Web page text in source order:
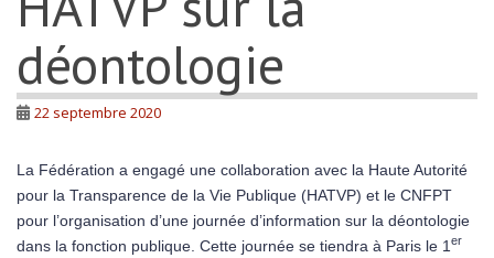
déontologie
22 septembre 2020
La Fédération a engagé une collaboration avec la Haute Autorité
pour la Transparence de la Vie Publique (HATVP) et le CNFPT
pour l’organisation d’une journée d’information sur la déontologie
dans la fonction publique. Cette journée se tiendra à Paris le 1 er